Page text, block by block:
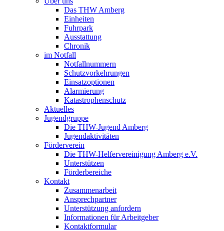
Das THW Amberg
Einheiten
Fuhrpark
Ausstattung
Chronik
im Notfall
Notfallnummern
Schutzvorkehrungen
Einsatzoptionen
Alarmierung
Katastrophenschutz
Aktuelles
Jugendgruppe
Die THW-Jugend Amberg
Jugendaktivitäten
Förderverein
Die THW-Helfervereinigung Amberg e.V.
Unterstützen
Förderbereiche
Kontakt
Zusammenarbeit
Ansprechpartner
Unterstützung anfordern
Informationen für Arbeitgeber
Kontaktformular